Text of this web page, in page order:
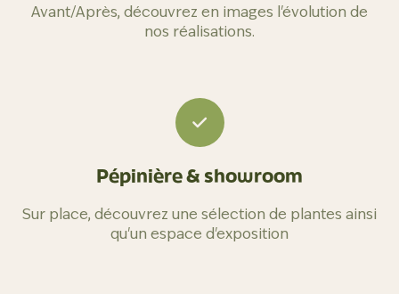
Avant/Après, découvrez en images l'évolution de
nos réalisations.
Pépinière & showroom
Sur place, découvrez une sélection de plantes ainsi
qu'un espace d'exposition